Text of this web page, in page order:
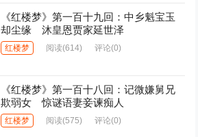
《红楼梦》第一百十九回：中乡魁宝玉
却尘缘 沐皇恩贾家延世泽
红楼梦 阅读(614) 评论(0)
《红楼梦》第一百十八回：记微嫌舅兄
欺弱女 惊谜语妻妾谏痴人
红楼梦 阅读(575) 评论(0)